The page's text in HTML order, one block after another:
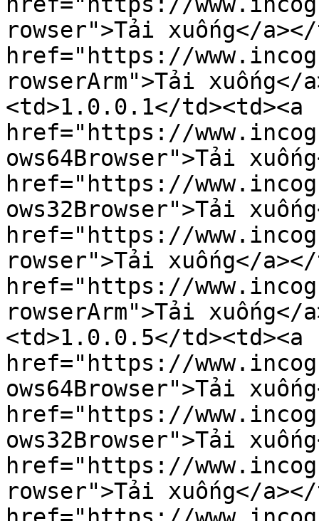
rowser">Tải xuống</
href="https://
rowserArm">Tải
<td>1.0.0.1</td><td><a
href="https://
ows64Browser">Tải
href="https://
ows32Browser">Tải
href="https://
rowser">Tải xuống</
href="https://
rowserArm">Tải
<td>1.0.0.5</td><td><a
href="https://
ows64Browser">Tải
href="https://
ows32Browser">Tải
href="https://
rowser">Tải xuống</